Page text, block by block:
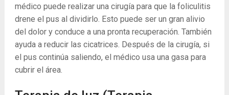
médico puede realizar una cirugía para que la foliculitis
drene el pus al dividirlo. Esto puede ser un gran alivio
del dolor y conduce a una pronta recuperación. También
ayuda a reducir las cicatrices. Después de la cirugía, si
el pus continúa saliendo, el médico usa una gasa para
cubrir el área.